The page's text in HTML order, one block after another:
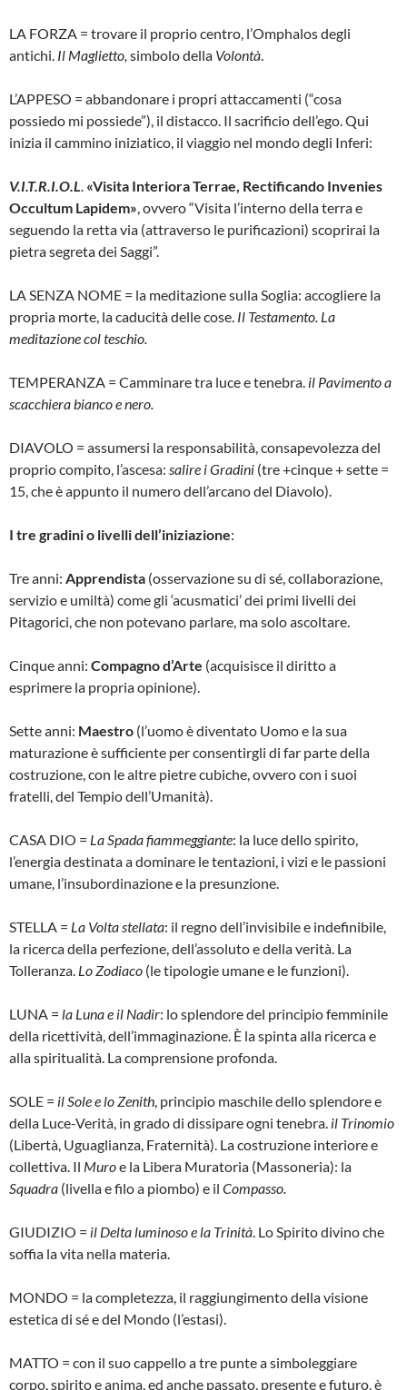
LA FORZA = trovare il proprio centro, l’Omphalos degli
antichi. Il Maglietto, simbolo della Volontà.
L’APPESO = abbandonare i propri attaccamenti (“cosa
possiedo mi possiede”), il distacco. Il sacrificio dell’ego. Qui
inizia il cammino iniziatico, il viaggio nel mondo degli Inferi:
V.I.T.R.I.O.L. «Visita Interiora Terrae, Rectificando Invenies
Occultum Lapidem», ovvero “Visita l’interno della terra e
seguendo la retta via (attraverso le purificazioni) scoprirai la
pietra segreta dei Saggi”.
LA SENZA NOME = la meditazione sulla Soglia: accogliere la
propria morte, la caducità delle cose. Il Testamento. La
meditazione col teschio.
TEMPERANZA = Camminare tra luce e tenebra. il Pavimento a
scacchiera bianco e nero.
DIAVOLO = assumersi la responsabilità, consapevolezza del
proprio compito, l’ascesa: salire i Gradini (tre +cinque + sette =
15, che è appunto il numero dell’arcano del Diavolo).
I tre gradini o livelli dell’iniziazione:
Tre anni: Apprendista (osservazione su di sé, collaborazione,
servizio e umiltà) come gli ‘acusmatici’ dei primi livelli dei
Pitagorici, che non potevano parlare, ma solo ascoltare.
Cinque anni: Compagno d’Arte (acquisisce il diritto a
esprimere la propria opinione).
Sette anni: Maestro (l’uomo è diventato Uomo e la sua
maturazione è sufficiente per consentirgli di far parte della
costruzione, con le altre pietre cubiche, ovvero con i suoi
fratelli, del Tempio dell’Umanità).
CASA DIO = La Spada fiammeggiante: la luce dello spirito,
l’energia destinata a dominare le tentazioni, i vizi e le passioni
umane, l’insubordinazione e la presunzione.
STELLA = La Volta stellata: il regno dell’invisibile e indefinibile,
la ricerca della perfezione, dell’assoluto e della verità. La
Tolleranza. Lo Zodiaco (le tipologie umane e le funzioni).
LUNA = la Luna e il Nadir: lo splendore del principio femminile
della ricettività, dell’immaginazione. È la spinta alla ricerca e
alla spiritualità. La comprensione profonda.
SOLE = il Sole e lo Zenith, principio maschile dello splendore e
della Luce-Verità, in grado di dissipare ogni tenebra. il Trinomio
(Libertà, Uguaglianza, Fraternità). La costruzione interiore e
collettiva. Il Muroe la Libera Muratoria (Massoneria): la
Squadra (livella e filo a piombo) e il Compasso.
GIUDIZIO = il Delta luminoso e la Trinità. Lo Spirito divino che
soffia la vita nella materia.
MONDO = la completezza, il raggiungimento della visione
estetica di sé e del Mondo (l’estasi).
MATTO = con il suo cappello a tre punte a simboleggiare
corpo, spirito e anima, ed anche passato, presente e futuro, è